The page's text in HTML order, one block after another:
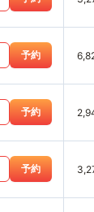
予約
予約
予約